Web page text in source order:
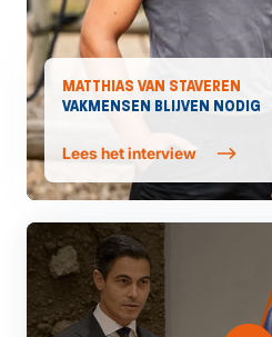
MATTHIAS VAN STAVEREN
VAKMENSEN BLIJVEN NODIG
Lees het interview